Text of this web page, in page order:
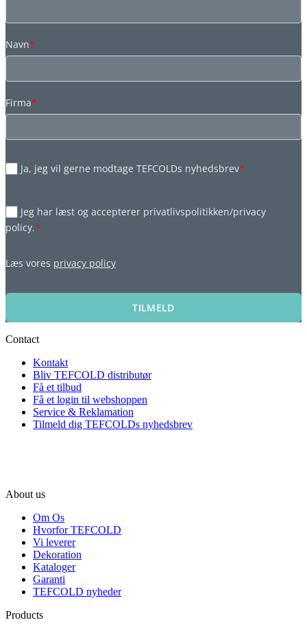
Navn*
Firma*
Ja, jeg vil gerne modtage TEFCOLDs nyhedsbrev*
Jeg har læst og accepterer privatlivspolitikken/privacy
policy.*
Læs vores privacy policy
TILMELD
Contact
Kontakt
Bliv TEFCOLD distributør
Få et tilbud
Få et login til webshoppen
Service & Reklamation
Tilmeld dig TEFCOLDs nyhedsbrev
About us
Om Os
Hvorfor TEFCOLD
Vi leverer
Dekoration
Kataloger
Garanti
TEFCOLD nyheder
Products